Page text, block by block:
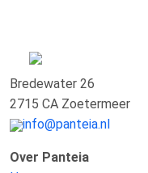
Bredewater 26
2715 CA Zoetermeer
info@panteia.nl
Over Panteia